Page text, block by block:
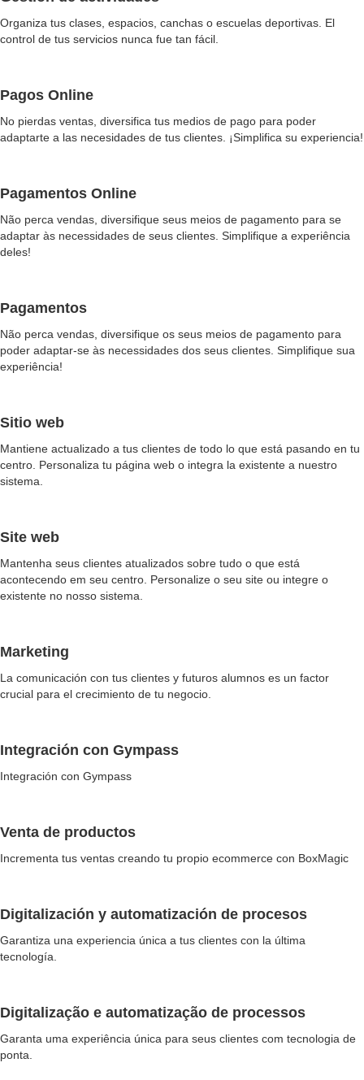
Organiza tus clases, espacios, canchas o escuelas deportivas. El
control de tus servicios nunca fue tan fácil.
Pagos Online
No pierdas ventas, diversifica tus medios de pago para poder
adaptarte a las necesidades de tus clientes. ¡Simplifica su experiencia!
Pagamentos Online
Não perca vendas, diversifique seus meios de pagamento para se
adaptar às necessidades de seus clientes. Simplifique a experiência
deles!
Pagamentos
Não perca vendas, diversifique os seus meios de pagamento para
poder adaptar-se às necessidades dos seus clientes. Simplifique sua
experiência!
Sitio web
Mantiene actualizado a tus clientes de todo lo que está pasando en tu
centro. Personaliza tu página web o integra la existente a nuestro
sistema.
Site web
Mantenha seus clientes atualizados sobre tudo o que está
acontecendo em seu centro. Personalize o seu site ou integre o
existente no nosso sistema.
Marketing
La comunicación con tus clientes y futuros alumnos es un factor
crucial para el crecimiento de tu negocio.
Integración con Gympass
Integración con Gympass
Venta de productos
Incrementa tus ventas creando tu propio ecommerce con BoxMagic
Digitalización y automatización de procesos
Garantiza una experiencia única a tus clientes con la última
tecnología.
Digitalização e automatização de processos
Garanta uma experiência única para seus clientes com tecnologia de
ponta.